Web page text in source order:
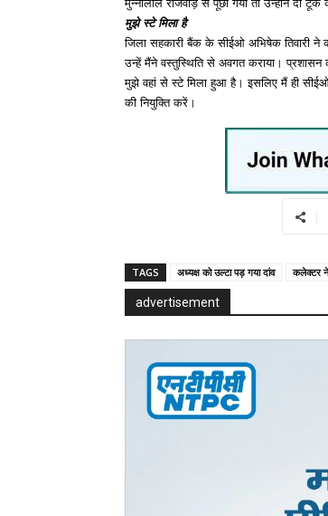
मुन्नालाल राजवाड़े से पूछा गया तो उन्होंने दो
मुझे स्टे मिला है
जिला सहकारी बैंक के सीईओ अभिषेक तिवारी
उन्हें मैंने वस्तुस्थिति से अवगत कराया। प्रशासन
मुझे वहां से स्टे मिला हुआ है। इसलिए मैं ही
की नियुक्ति करें।
TAGS अध्यक्ष को उल्टा पड़ गया दांव कलेक्टर ने
advertisement